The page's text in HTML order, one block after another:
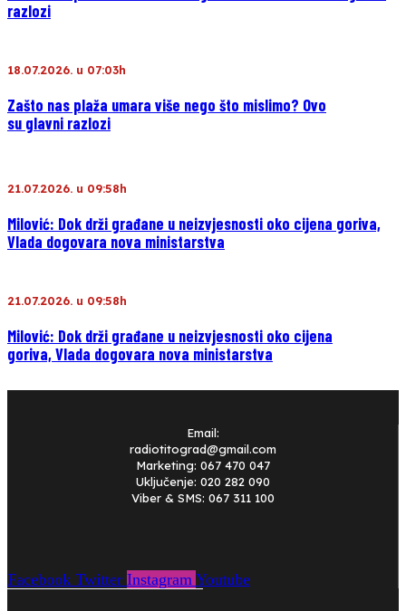
razlozi
18.07.2026. u 07:03h
Zašto nas plaža umara više nego što mislimo? Ovo
su glavni razlozi
21.07.2026. u 09:58h
Milović: Dok drži građane u neizvjesnosti oko cijena goriva,
Vlada dogovara nova ministarstva
21.07.2026. u 09:58h
Milović: Dok drži građane u neizvjesnosti oko cijena
goriva, Vlada dogovara nova ministarstva
Email:
radiotitograd@gmail.com
Marketing: 067 470 047
Uključenje: 020 282 090
Viber & SMS: 067 311 100
Facebook Twitter Instagram Youtube